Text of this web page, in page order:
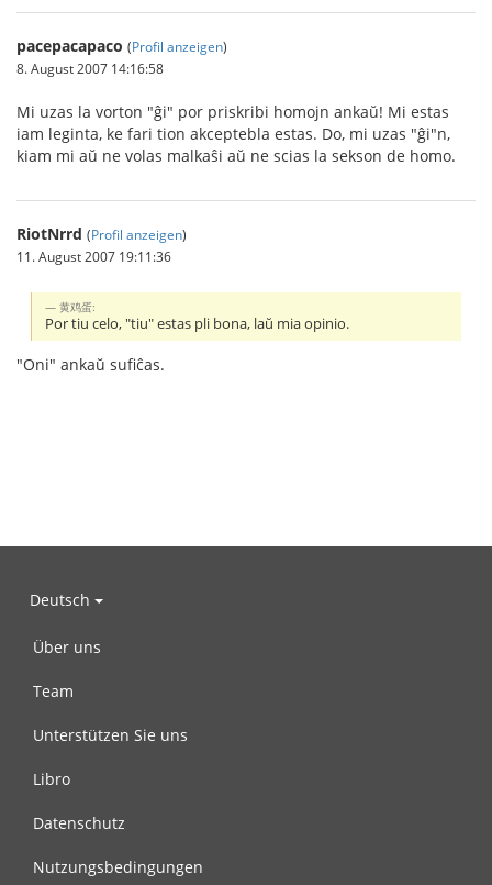
pacepacapaco (Profil anzeigen)
8. August 2007 14:16:58
Mi uzas la vorton "ĝi" por priskribi homojn ankaŭ! Mi estas
iam leginta, ke fari tion akceptebla estas. Do, mi uzas "ĝi"n,
kiam mi aŭ ne volas malkaŝi aŭ ne scias la sekson de homo.
RiotNrrd (Profil anzeigen)
11. August 2007 19:11:36
黄鸡蛋:
Por tiu celo, "tiu" estas pli bona, laŭ mia opinio.
"Oni" ankaŭ sufiĉas.
Deutsch
Über uns
Team
Unterstützen Sie uns
Libro
Datenschutz
Nutzungsbedingungen